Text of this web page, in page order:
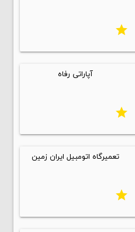
star
آپاراتی رفاه
star
تعمیرگاه اتومبیل ایران زمین
star